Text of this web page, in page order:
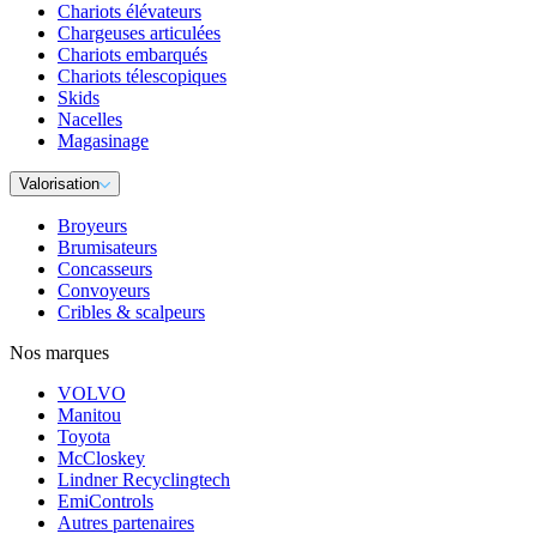
Chariots élévateurs
Chargeuses articulées
Chariots embarqués
Chariots télescopiques
Skids
Nacelles
Magasinage
Valorisation
Broyeurs
Brumisateurs
Concasseurs
Convoyeurs
Cribles & scalpeurs
Nos marques
VOLVO
Manitou
Toyota
McCloskey
Lindner Recyclingtech
EmiControls
Autres partenaires